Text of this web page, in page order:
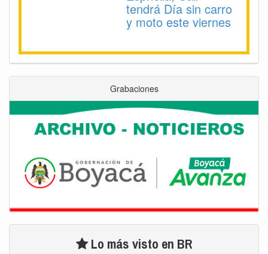
tendrá Día sin carro
y moto este viernes
Grabaciones
Lo más visto en BR